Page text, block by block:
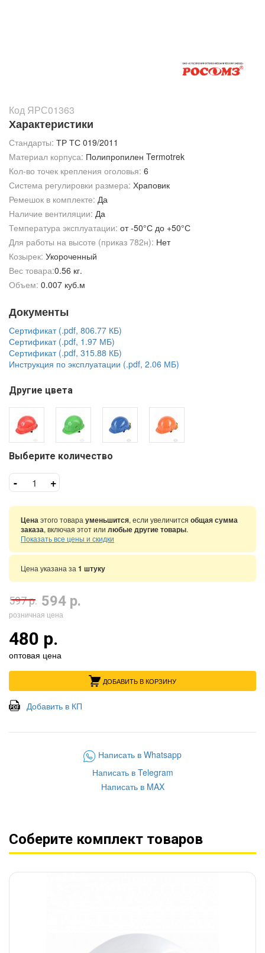
Код ЯРС01363
Характеристики
Стандарты: ТР ТС 019/2011
Материал корпуса: Полипропилен Termotrek
Кол-во точек крепления оголовья: 6
Система регулировки размера: Храповик
Ремешок в комплекте: Да
Наличие вентиляции: Да
Температура эксплуатации: от -50°С до +50°С
Для работы на высоте (приказ 782н): Нет
Козырек: Укороченный
Вес товара:0.56 кг.
Объем: 0.007 куб.м
Документы
Сертификат (.pdf, 806.77 КБ)
Сертификат (.pdf, 1.97 МБ)
Сертификат (.pdf, 315.88 КБ)
Инструкция по эксплуатации (.pdf, 2.06 МБ)
Другие цвета
Выберите количество
- +
Ценаэтого товара уменьшится, если увеличится общая сумма
заказа, включая этот или любые другие товары.
Показать все цены и скидки
Цена указана за 1 штуку
597 р. 594 р.
розничная цена
480 р.
оптовая цена
ДОБАВИТЬ В КОРЗИНУ
Добавить в КП
Написать в Whatsapp
Написать в Telegram
Написать в MAX
Соберите комплект товаров